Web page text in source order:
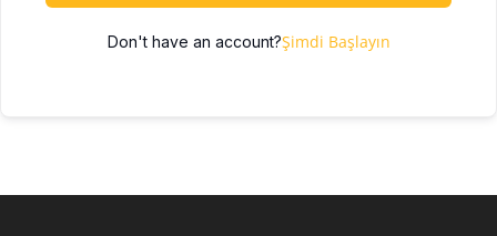
Don't have an account?Şimdi Başlayın